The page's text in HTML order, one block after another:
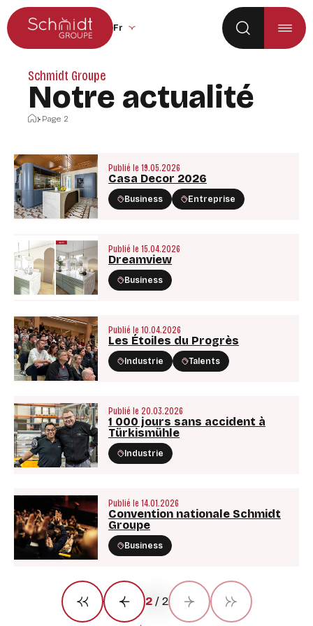
Aller au menu principal
Aller au contenu
Changer la langue du site (recharge la
Schmidt Groupe
Notre actualité
Accueil
Page 2
Casa Decor 2026
Business Entreprise
Publié le 19.05.2026
Dreamview
Business
Publié le 15.04.2026
Les Étoiles du Progrès
Industrie Talents
Publié le 10.04.2026
1 000 jours sans accident à
Türkismühle
Industrie
Publié le 20.03.2026
Convention nationale Schmidt
Groupe
Business
Publié le 14.01.2026
Première page
Précédent
2/ 2
Suivant Dernière page